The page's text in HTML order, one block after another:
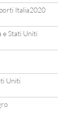
Italia2020
e Stati Uniti
Uniti